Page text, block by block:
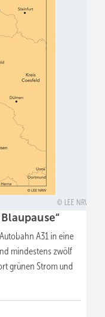
LEE NRW
Blaupause“
Autobahn A31 in eine
mindestens zwölf
grünen Strom und